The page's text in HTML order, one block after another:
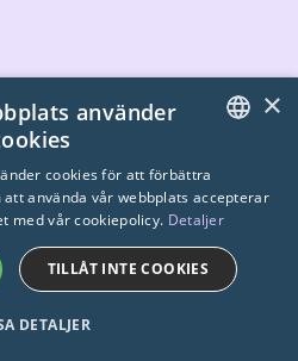
with ❤ by
FINNISH
ENGLISH
SWEDISH
×
använder
cookies för att förbättra
använda vår webbplats accepterar
med vår cookiepolicy. Detaljer
TILLÅT INTE COOKIES
DETALJER